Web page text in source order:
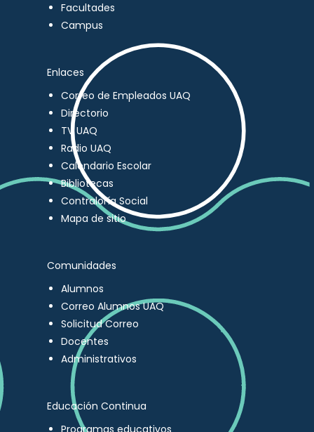
Facultades
Campus
Enlaces
Correo de Empleados UAQ
Directorio
TV UAQ
Radio UAQ
Calendario Escolar
Bibliotecas
Contraloría Social
Mapa de sitio
Comunidades
Alumnos
Correo Alumnos UAQ
Solicitud Correo
Docentes
Administrativos
Educación Continua
Programas educativos